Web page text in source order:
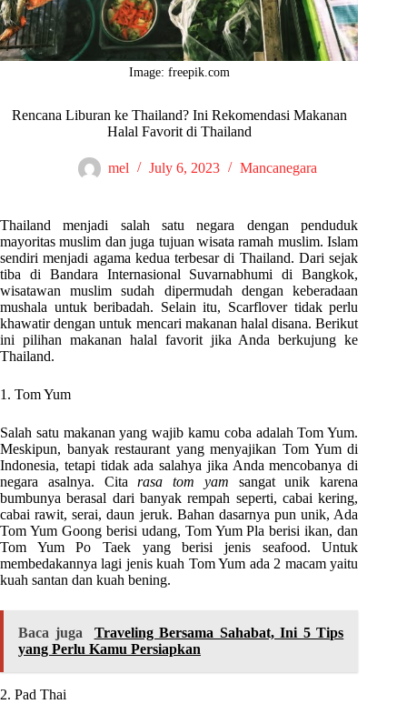
Image: freepik.com
Rencana Liburan ke Thailand? Ini Rekomendasi Makanan
Halal Favorit di Thailand
mel July 6, 2023 Mancanegara
Thailand menjadi salah satu negara dengan penduduk
mayoritas muslim dan juga tujuan wisata ramah muslim. Islam
sendiri menjadi agama kedua terbesar di Thailand. Dari sejak
tiba di Bandara Internasional Suvarnabhumi di Bangkok,
wisatawan muslim sudah dipermudah dengan keberadaan
mushala untuk beribadah. Selain itu, Scarflover tidak perlu
khawatir dengan untuk mencari makanan halal disana. Berikut
ini pilihan makanan halal favorit jika Anda berkujung ke
Thailand.
1. Tom Yum
Salah satu makanan yang wajib kamu coba adalah Tom Yum.
Meskipun, banyak restaurant yang menyajikan Tom Yum di
Indonesia, tetapi tidak ada salahya jika Anda mencobanya di
negara asalnya. Citarasa tom yam sangat unik karena
bumbunya berasal dari banyak rempah seperti, cabai kering,
cabai rawit, serai, daun jeruk. Bahan dasarnya pun unik, Ada
Tom Yum Goong berisi udang, Tom Yum Pla berisi ikan, dan
Tom Yum Po Taek yang berisi jenis seafood. Untuk
membedakannya lagi jenis kuah Tom Yum ada 2 macam yaitu
kuah santan dan kuah bening.
Baca juga
Traveling Bersama Sahabat, Ini 5 Tips
yang Perlu Kamu Persiapkan
2. Pad Thai